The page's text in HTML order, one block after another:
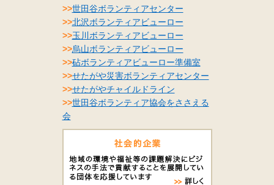
>>世田谷ボランティアセンター
>>北沢ボランティアビューロー
>>玉川ボランティアビューロー
>>烏山ボランティアビューロー
>>砧ボランティアビューロー準備室
>>せたがや災害ボランティアセンター
>>せたがやチャイルドライン
>>世田谷ボランティア協会をささえる
会